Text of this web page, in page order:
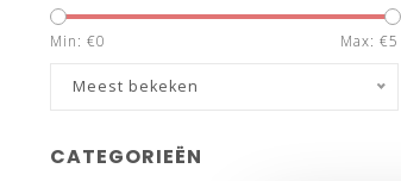
Min: €0 Max: €5
Meest bekeken
CATEGORIEËN